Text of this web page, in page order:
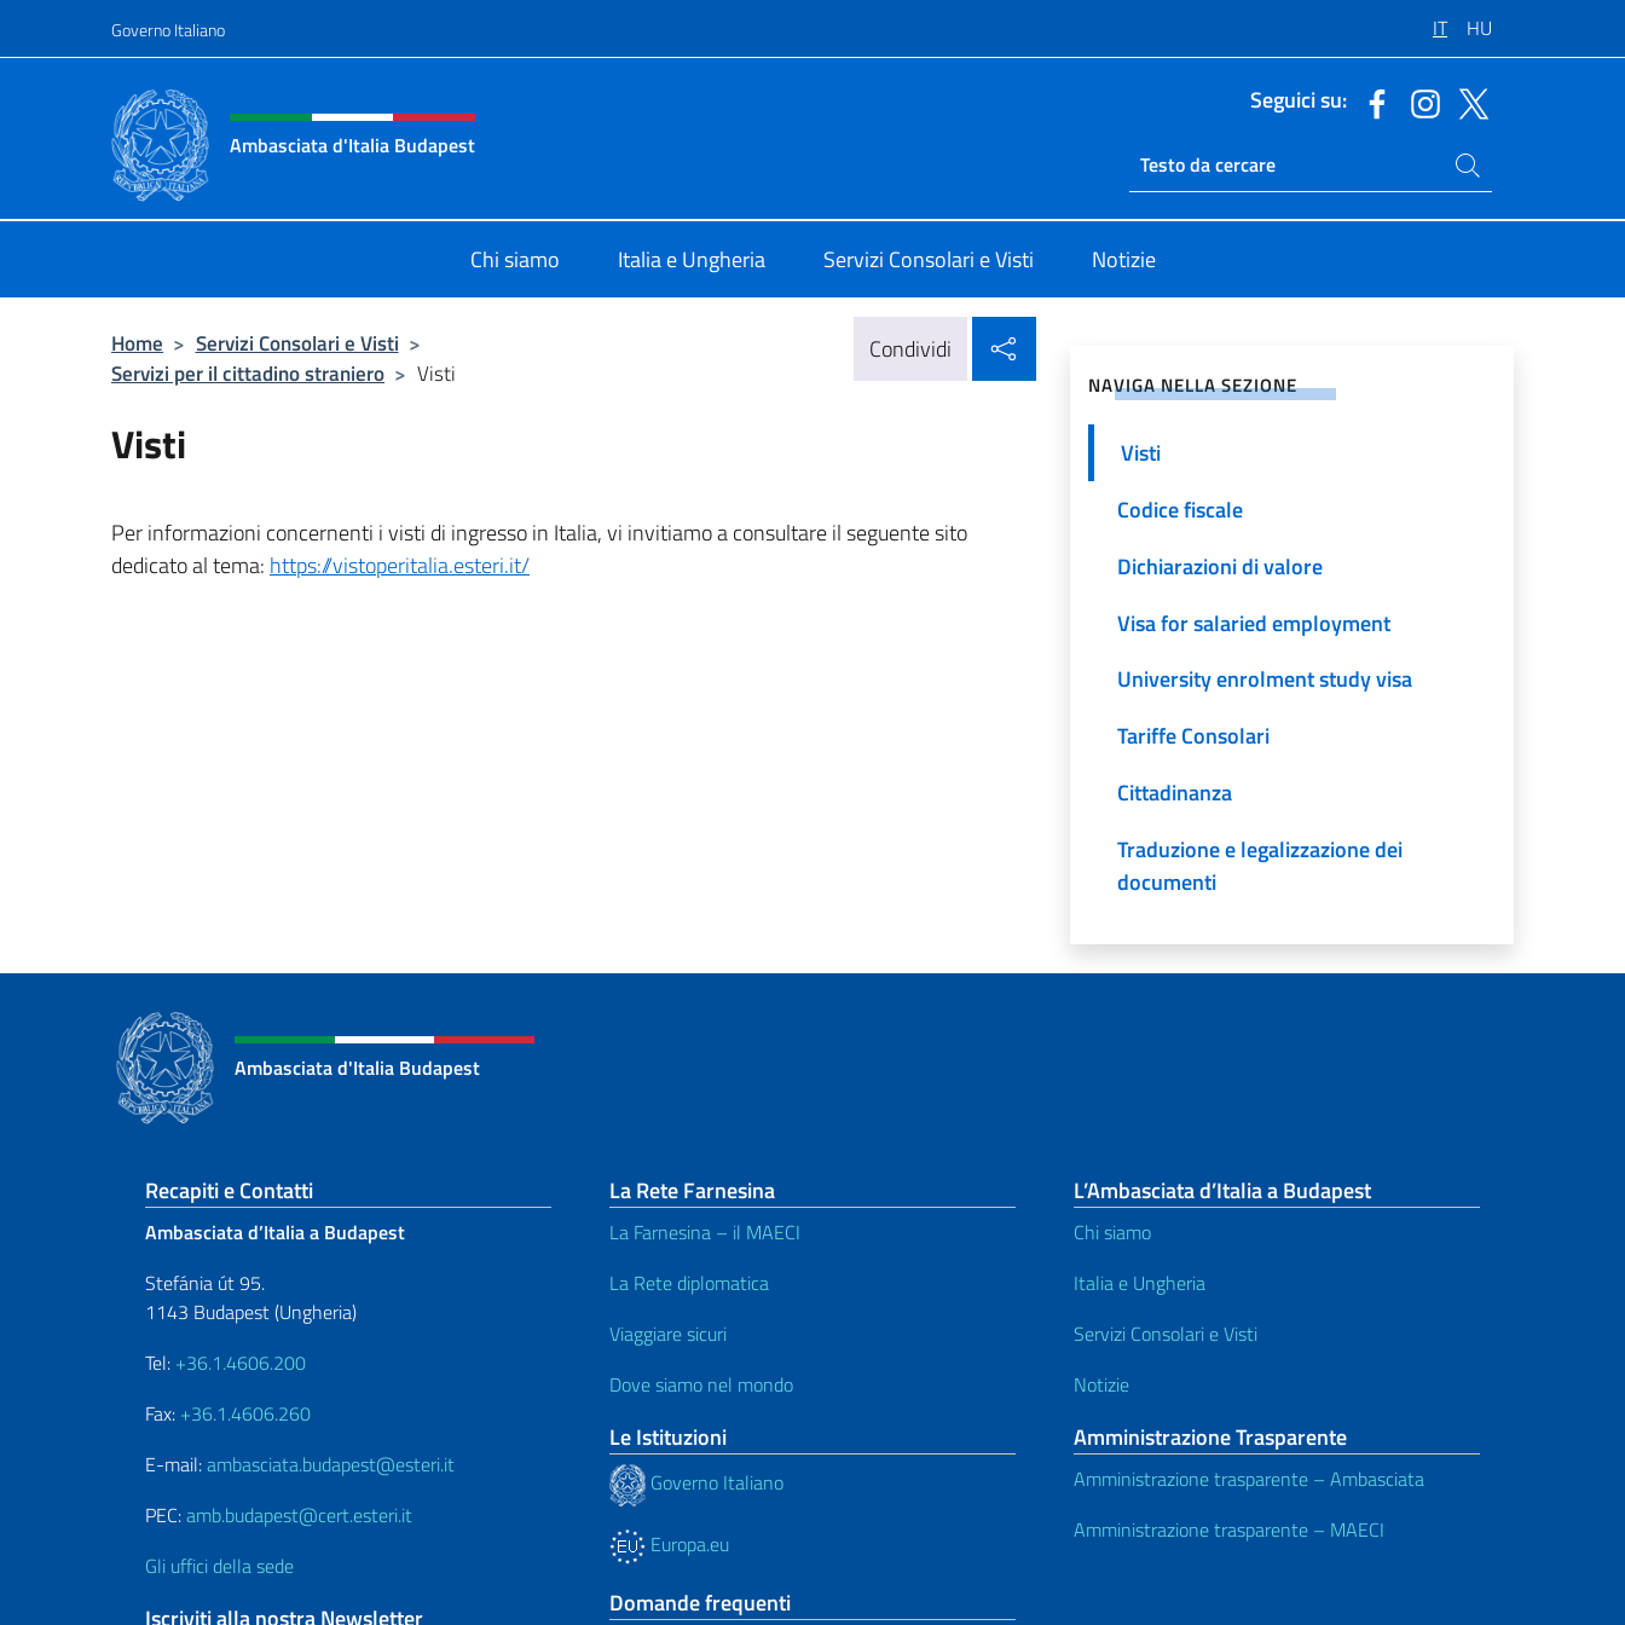
Governo Italiano IT HU
Intestazione sito, social e menù
Ambasciata d'Italia Budapest
Seguici su:
Ricerca sito live
Cerca nel sito
Chi siamo Italia e Ungheria Servizi Consolari e Visti Notizie
Home > Servizi Consolari e Visti >
Servizi per il cittadino straniero > Visti
Condividi
Visti
Per informazioni concernenti i visti di ingresso in Italia, vi invitiamo a consultare il seguente sito
dedicato al tema: https://vistoperitalia.esteri.it/
NAVIGA NELLA SEZIONE
Visti
Codice fiscale
Dichiarazioni di valore
Visa for salaried employment
University enrolment study visa
Tariffe Consolari
Cittadinanza
Traduzione e legalizzazione dei
documenti
Ambasciata d'Italia Budapest
Sezione footer
Recapiti e Contatti
Ambasciata d’Italia a Budapest
Stefánia út 95.
1143 Budapest (Ungheria)
Tel: +36.1.4606.200
Fax: +36.1.4606.260
E-mail:ambasciata.budapest@esteri.it
PEC:amb.budapest@cert.esteri.it
Gli uffici della sede
Iscriviti alla nostra Newsletter
La Rete Farnesina
La Farnesina – il MAECI
La Rete diplomatica
Viaggiare sicuri
Dove siamo nel mondo
Le Istituzioni
Governo Italiano
Europa.eu
Domande frequenti
L’Ambasciata d’Italia a Budapest
Chi siamo
Italia e Ungheria
Servizi Consolari e Visti
Notizie
Amministrazione Trasparente
Amministrazione trasparente – Ambasciata
Amministrazione trasparente – MAECI